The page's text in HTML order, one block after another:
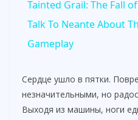
Tainted Grail: The Fall
Talk To Neante About
Gameplay
Сердце ушло в пятки.
незначительными, но
Выходя из машины, ноги